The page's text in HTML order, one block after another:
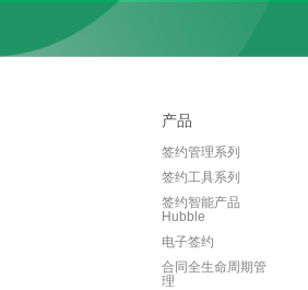
产品
签约管理系列
签约工具系列
签约智能产品
Hubble
电子签约
合同全生命周期管
理